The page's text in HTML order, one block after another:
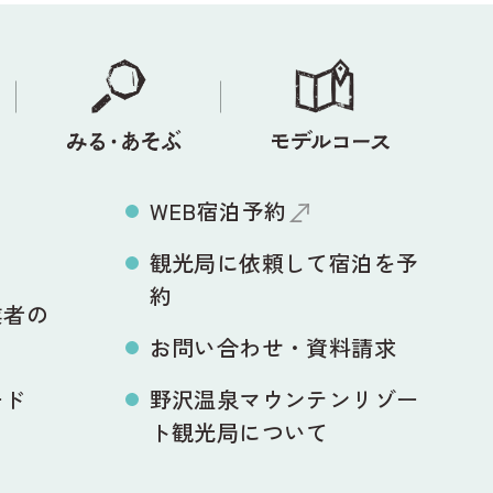
の
WEB宿泊予約
観光局に依頼して宿泊を予
約
お問い合わせ・資料請求
野沢温泉マウンテンリゾー
ト観光局について